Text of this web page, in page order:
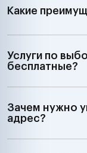
Какие
Услуги по
бесплатные?
Зачем нужно
адрес?